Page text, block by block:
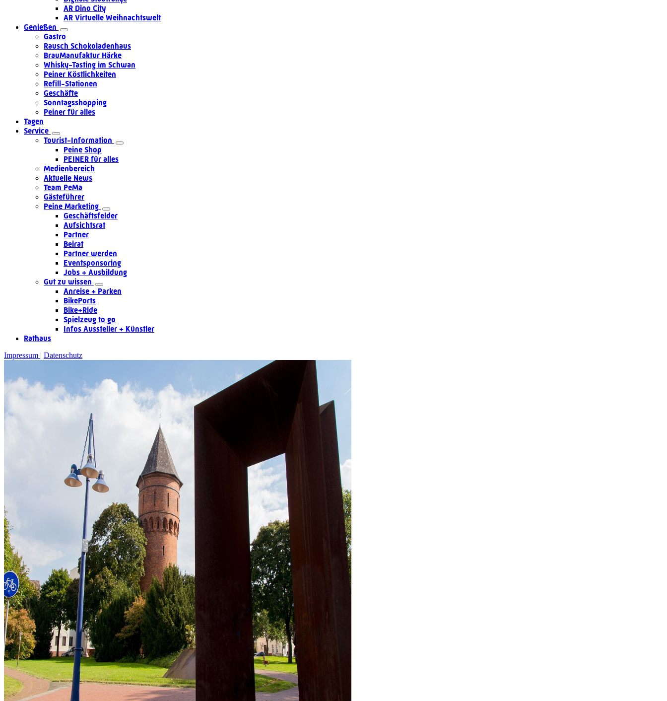
AR Dino City
AR Virtuelle Weihnachtswelt
Genießen
Gastro
Rausch Schokoladenhaus
BrauManufaktur Härke
Whisky-Tasting im Schwan
Peiner Köstlichkeiten
Refill-Stationen
Geschäfte
Sonntagsshopping
Peiner für alles
Tagen
Service
Tourist-Information
Peine Shop
PEINER für alles
Medienbereich
Aktuelle News
Team PeMa
Gästeführer
Peine Marketing
Geschäftsfelder
Aufsichtsrat
Partner
Beirat
Partner werden
Eventsponsoring
Jobs + Ausbildung
Gut zu wissen
Anreise + Parken
BikePorts
Bike+Ride
Spielzeug to go
Infos Aussteller + Künstler
Rathaus
Impressum Datenschutz